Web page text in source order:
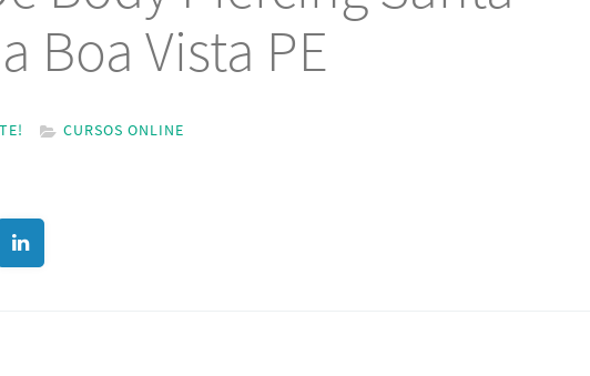
Boa Vista PE
CURSOS ONLINE